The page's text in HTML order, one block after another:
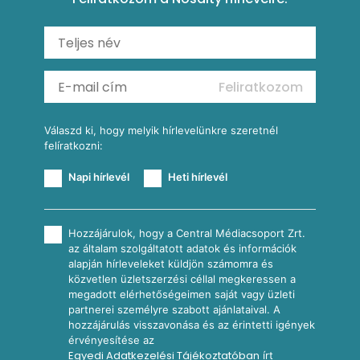
Shakshuka
Ratatouille
Mexikói húsleves kukorica salsával
Almás-kéksajtos kukoricasaláta
Köretek
Reggeli receptek
Feliratkozom
Válaszd ki, hogy melyik hírlevelünkre szeretnél
felíratkozni:
Napi hírlevél Heti hírlevél
Hozzájárulok, hogy a Central Médiacsoport Zrt.
az általam szolgáltatott adatok és információk
alapján hírleveleket küldjön számomra és
közvetlen üzletszerzési céllal megkeressen a
megadott elérhetőségeimen saját vagy üzleti
partnerei személyre szabott ajánlataival. A
hozzájárulás visszavonása és az érintetti igények
érvényesítése az
Egyedi Adatkezelési Tájékoztatóban írt